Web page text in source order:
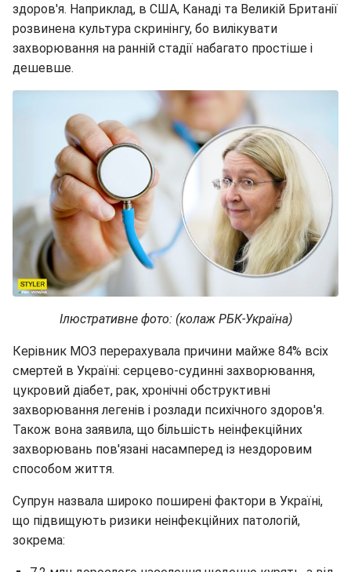
здоров'я. Наприклад, в США, Канаді та Великій Британії
розвинена культура скринінгу, бо вилікувати
захворювання на ранній стадії набагато простіше і
дешевше.
Ілюстративне фото: (колаж РБК-Україна)
Керівник МОЗ перерахувала причини майже 84% всіх
смертей в Україні: серцево-судинні захворювання,
цукровий діабет, рак, хронічні обструктивні
захворювання легенів і розлади психічного здоров'я.
Також вона заявила, що більшість неінфекційних
захворювань пов'язані насамперед із нездоровим
способом життя.
Супрун назвала широко поширені фактори в Україні,
що підвищують ризики неінфекційних патологій,
зокрема: